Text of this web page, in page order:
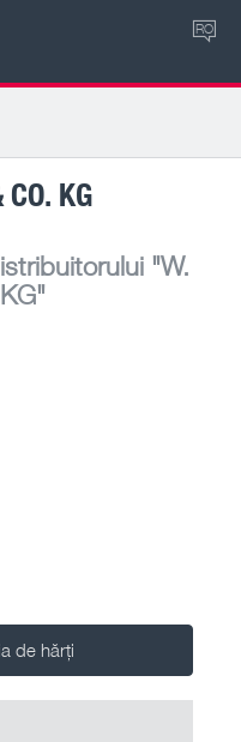
RO
KG
"W.
de hărți